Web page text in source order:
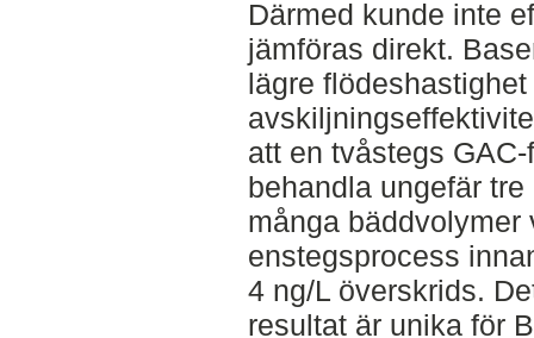
Därmed kunde inte
jämföras direkt.
lägre
att en tvåstegs
behandla ungefär
många bäddvolymer
enstegsprocess
4 ng/L överskrids.
resultat är unika för